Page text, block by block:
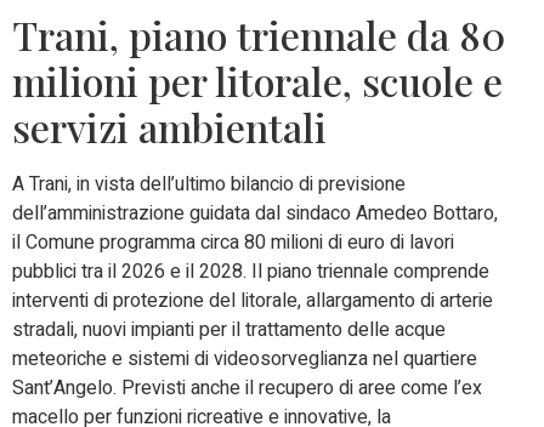
Trani, piano triennale da 80
milioni per litorale, scuole e
servizi ambientali
A Trani, in vista dell’ultimo bilancio di previsione
dell’amministrazione guidata dal sindaco Amedeo Bottaro,
il Comune programma circa 80 milioni di euro di lavori
pubblici tra il 2026 e il 2028. Il piano triennale comprende
interventi di protezione del litorale, allargamento di arterie
stradali, nuovi impianti per il trattamento delle acque
meteoriche e sistemi di videosorveglianza nel quartiere
Sant’Angelo. Previsti anche il recupero di aree come l’ex
macello per funzioni ricreative e innovative, la